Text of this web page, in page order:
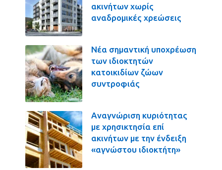
ακινήτων χωρίς
αναδρομικές χρεώσεις
Νέα σημαντική υποχρέωση
των ιδιοκτητών
κατοικιδίων ζώων
συντροφιάς
Αναγνώριση κυριότητας
με χρησικτησία επί
ακινήτων με την ένδειξη
«αγνώστου ιδιοκτήτη»